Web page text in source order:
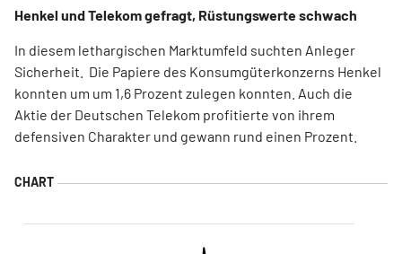
Henkel und Telekom gefragt, Rüstungswerte schwach
In diesem lethargischen Marktumfeld suchten Anleger
Sicherheit. Die Papiere des Konsumgüterkonzerns Henkel
konnten um um 1,6 Prozent zulegen konnten. Auch die
Aktie der Deutschen Telekom profitierte von ihrem
defensiven Charakter und gewann rund einen Prozent.